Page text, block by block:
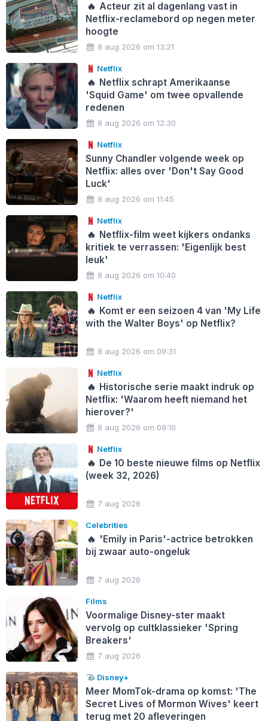
🔥 Acteur zit al dagenlang vast in
Netflix-reclamebord op negen meter
hoogte
8 aug 2026 om 13:21
Netflix
🔥 Netflix schrapt Amerikaanse
'Squid Game' om twee opvallende
redenen
8 aug 2026 om 12:30
Netflix
Sunny Chandler volgende week op
Netflix: alles over 'Don't Say Good
Luck'
8 aug 2026 om 11:45
Netflix
🔥 Netflix-film weet kijkers ondanks
kritiek te verrassen: 'Eigenlijk best
leuk'
8 aug 2026 om 10:40
Netflix
🔥 Komt er een seizoen 4 van 'My Life
with the Walter Boys' op Netflix?
8 aug 2026 om 09:31
Netflix
🔥 Historische serie maakt indruk op
Netflix: 'Waarom heeft niemand het
hierover?'
8 aug 2026 om 08:10
Netflix
🔥 De 10 beste nieuwe films op Netflix
(week 32, 2026)
7 aug 2026
Celebrities
🔥 'Emily in Paris'-actrice betrokken
bij zwaar auto-ongeluk
7 aug 2026
Films
Voormalige Disney-ster maakt
vervolg op cultklassieker 'Spring
Breakers'
7 aug 2026
Disney+
Meer MomTok-drama op komst: 'The
Secret Lives of Mormon Wives' keert
terug met 20 afleveringen